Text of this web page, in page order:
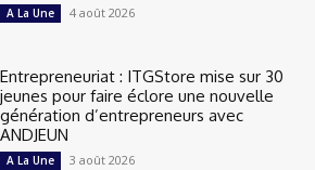
A La Une 4 août 2026
Entrepreneuriat : ITGStore mise sur 30
jeunes pour faire éclore une nouvelle
génération d’entrepreneurs avec
ANDJEUN
A La Une 3 août 2026